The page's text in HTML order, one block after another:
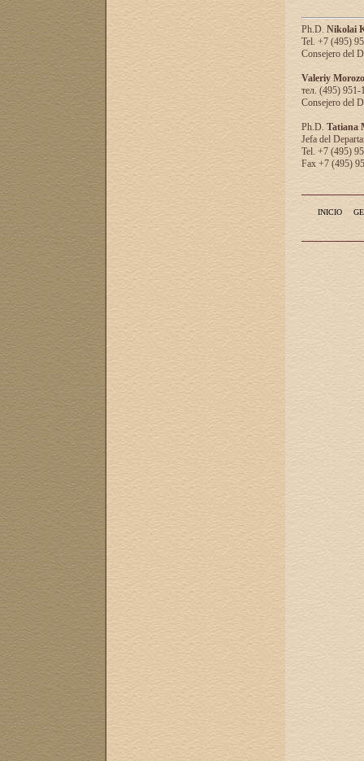
Ph.D. Nikolai
Tel. +7 (495)
Consejero del
Valeriy
тел. (495) 951-
Consejero del
Ph.D. Tatiana
Jefa del
Tel. +7 (495)
Fax +7 (495)
INICIO